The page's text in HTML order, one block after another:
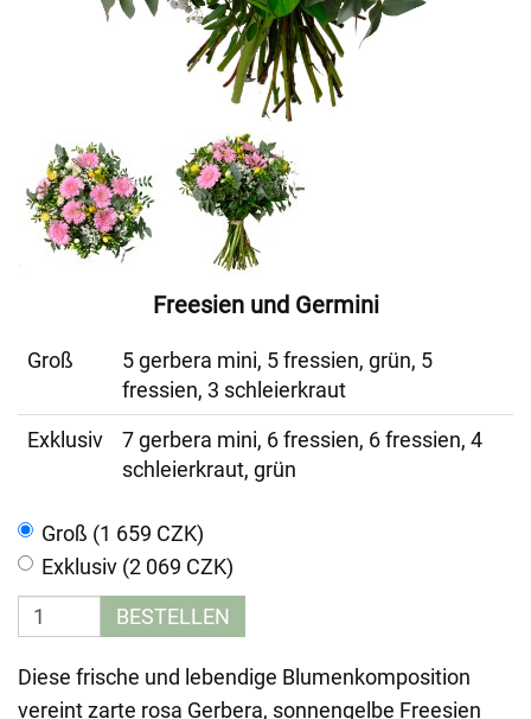
Freesien und Germini
Groß
5 gerbera mini, 5 fressien, grün, 5
fressien, 3 schleierkraut
Exklusiv
7 gerbera mini, 6 fressien, 6 fressien, 4
schleierkraut, grün
Groß (1 659 CZK)
Exklusiv (2 069 CZK)
BESTELLEN
Diese frische und lebendige Blumenkomposition
vereint zarte rosa Gerbera, sonnengelbe Freesien